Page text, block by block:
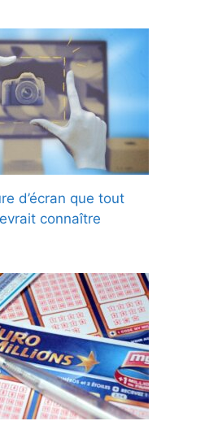
d’écran que tout
connaître